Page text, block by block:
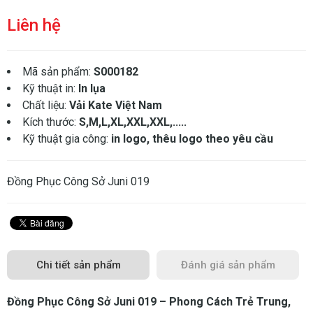
Liên hệ
Mã sản phẩm: S000182
Kỹ thuật in: In lụa
Chất liệu: Vải Kate Việt Nam
Kích thước: S,M,L,XL,XXL,XXL,.....
Kỹ thuật gia công: in logo, thêu logo theo yêu cầu
Đồng Phục Công Sở Juni 019
Chi tiết sản phẩm Đánh giá sản phẩm
Đồng Phục Công Sở Juni 019 – Phong Cách Trẻ Trung,